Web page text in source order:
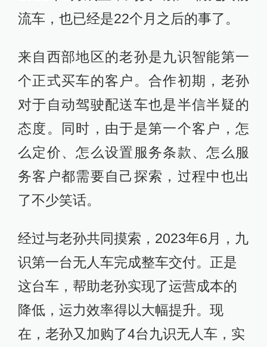
流车，也已经是22个月之后的事了。
来自西部地区的老孙是九识智能第一
个正式买车的客户。合作初期，老孙
对于自动驾驶配送车也是半信半疑的
态度。同时，由于是第一个客户，怎
么定价、怎么设置服务条款、怎么服
务客户都需要自己探索，过程中也出
了不少笑话。
经过与老孙共同摸索，2023年6月，九
识第一台无人车完成整车交付。正是
这台车，帮助老孙实现了运营成本的
降低，运力效率得以大幅提升。现
在，老孙又加购了4台九识无人车，实